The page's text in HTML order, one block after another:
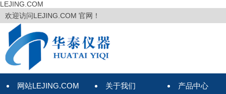
LEJING.COM
欢迎访问LEJING.COM 官网！
网站LEJING.COM 关于我们 产品中心